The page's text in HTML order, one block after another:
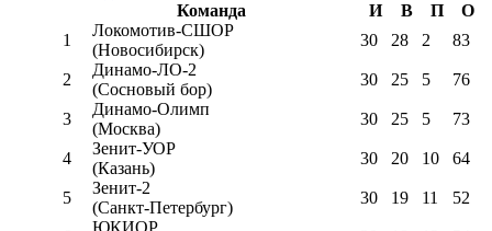
Команда
И В П
О
1
Локомотив-CШОР
(Новосибирск)
30 28 2 83
2
Динамо-ЛО-2
(Сосновый бор)
30 25 5 76
3
Динамо-Олимп
(Москва)
30 25 5 73
4
Зенит-УОР
(Казань)
30 20 10 64
5
Зенит-2
(Санкт-Петербург)
30 19 11 52
ЮКИОР